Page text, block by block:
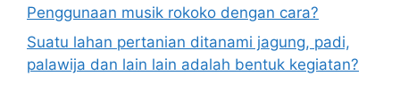
Penggunaan musik rokoko dengan cara?
Suatu lahan pertanian ditanami jagung, padi,
palawija dan lain lain adalah bentuk kegiatan?